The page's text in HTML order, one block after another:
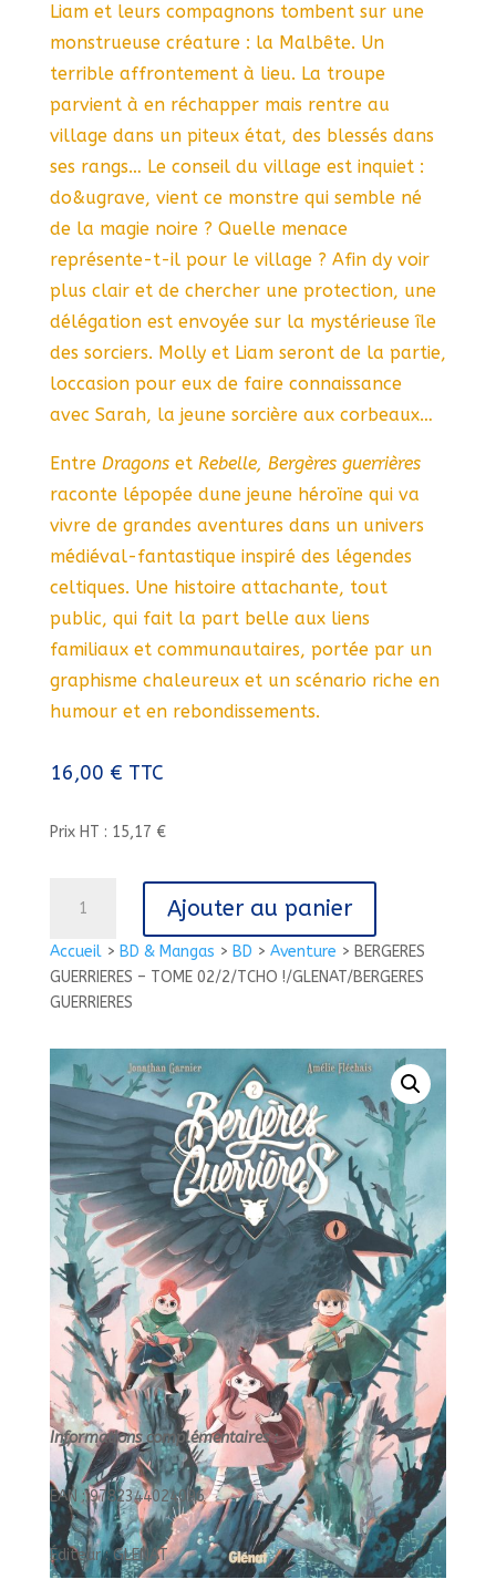
Accueil> BD & Mangas > BD > Aventure > BERGERES
GUERRIERES – TOME 02/2/TCHO !/GLENAT/BERGERES
GUERRIERES
Liam et leurs compagnons tombent sur une
monstrueuse créature : la Malbête. Un
terrible affrontement à lieu. La troupe
parvient à en réchapper mais rentre au
village dans un piteux état, des blessés dans
ses rangs… Le conseil du village est inquiet :
do&ugrave, vient ce monstre qui semble né
de la magie noire ? Quelle menace
représente-t-il pour le village ? Afin dy voir
plus clair et de chercher une protection, une
délégation est envoyée sur la mystérieuse île
des sorciers. Molly et Liam seront de la partie,
loccasion pour eux de faire connaissance
avec Sarah, la jeune sorcière aux corbeaux…
EntreDragons etRebelle, Bergères guerrières
raconte lépopée dune jeune héroïne qui va
vivre de grandes aventures dans un univers
médiéval-fantastique inspiré des légendes
celtiques. Une histoire attachante, tout
public, qui fait la part belle aux liens
familiaux et communautaires, portée par un
graphisme chaleureux et un scénario riche en
humour et en rebondissements.
16,00 € TTC
Prix HT : 15,17 €
BERGERES
GUERRIERES
-
!/GLENAT/BERGERES
GUERRIERES
Ajouter au panier
Informations complémentaires :
EAN : 9782344024096
Éditeur : GLENAT